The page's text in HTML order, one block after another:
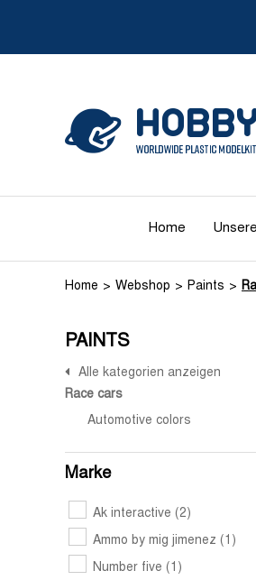
Home
Home Webshop Paints
PAINTS
Alle kategorien anzeigen
Race cars
Automotive colors
Marke
Ak interactive (2)
Ammo by mig jimenez (1)
Number five (1)